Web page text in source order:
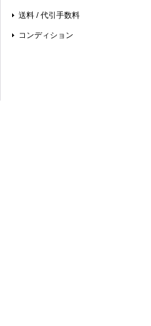
送料 / 代引手数料
コンディション